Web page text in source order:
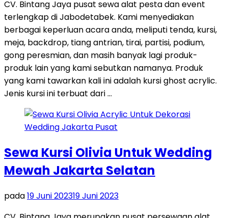
CV. Bintang Jaya pusat sewa alat pesta dan event
terlengkap di Jabodetabek. Kami menyediakan
berbagai keperluan acara anda, meliputi tenda, kursi,
meja, backdrop, tiang antrian, tirai, partisi, podium,
gong peresmian, dan masih banyak lagi produk-
produk lain yang kami sebutkan namanya. Produk
yang kami tawarkan kali ini adalah kursi ghost acrylic.
Jenis kursi ini terbuat dari …
Sewa Kursi Olivia Untuk Wedding
Mewah Jakarta Selatan
pada19 Juni 202319 Juni 2023